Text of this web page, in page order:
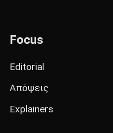
Focus
Editorial
Απόψεις
Explainers